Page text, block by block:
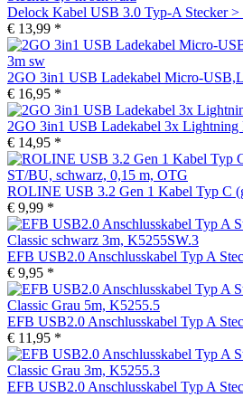
Delock Kabel USB 3.0 Typ-A Stecker >
€ 13,99 *
2GO 3in1 USB Ladekabel Micro-
€ 16,95 *
2GO 3in1 USB Ladekabel 3x Lightning
€ 14,95 *
ROLINE USB 3.2 Gen 1 Kabel Typ C
€ 9,99 *
EFB USB2.0 Anschlusskabel Typ A
€ 9,95 *
EFB USB2.0 Anschlusskabel Typ A
€ 11,95 *
EFB USB2.0 Anschlusskabel Typ A